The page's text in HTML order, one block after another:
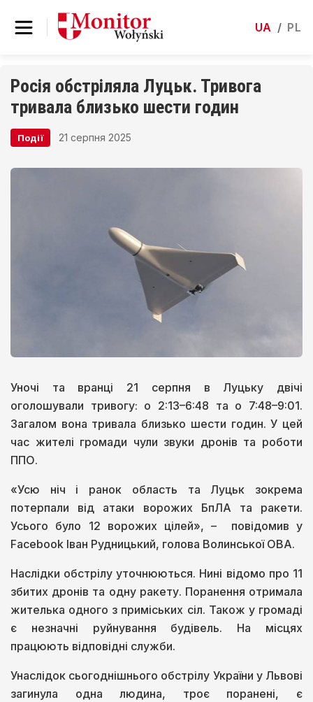
UA / PL
Росія обстріляла Луцьк. Тривога
тривала близько шести годин
Події 21 серпня 2025
Уночі та вранці 21 серпня в Луцьку двічі
оголошували тривогу: о 2:13–6:48 та о 7:48–9:01.
Загалом вона тривала близько шести годин. У цей
час жителі громади чули звуки дронів та роботи
ППО.
«Усю ніч і ранок область та Луцьк зокрема
потерпали від атаки ворожих БпЛА та ракети.
Усього було 12 ворожих цілей», – повідомив у
Facebook Іван Рудницький, голова Волинської ОВА.
Наслідки обстрілу уточнюються. Нині відомо про 11
збитих дронів та одну ракету. Поранення отримала
жителька одного з приміських сіл. Також у громаді
є незначні руйнування будівель. На місцях
працюють відповідні служби.
Унаслідок сьогоднішнього обстрілу України у Львові
загинула одна людина, троє поранені, є